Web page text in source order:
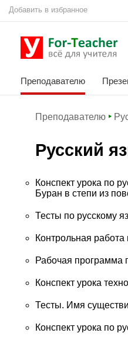
Добавить в избранное
Преподавателю
Преподавателю
Русский
Конспект урока по
Буран в степи из
Тесты по русскому
Контрольная работа
Рабочая программа
Конспект урока
Тесты. Имя
Конспект урока по